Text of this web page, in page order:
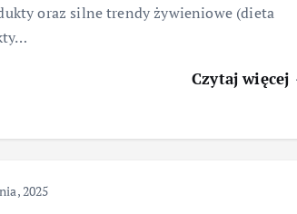
oraz silne trendy żywieniowe (dieta
Czytaj więcej
2025